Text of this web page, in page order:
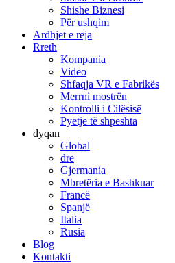
Shishe Biznesi
Për ushqim
Ardhjet e reja
Rreth
Kompania
Video
Shfaqja VR e Fabrikës
Merrni mostrën
Kontrolli i Cilësisë
Pyetje të shpeshta
dyqan
Global
dre
Gjermania
Mbretëria e Bashkuar
Francë
Spanjë
Italia
Rusia
Blog
Kontakti